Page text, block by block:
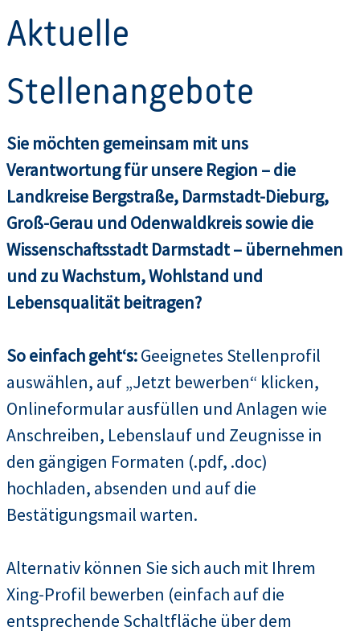
Aktuelle
Stellenangebote
Sie möchten gemeinsam mit uns
Verantwortung für unsere Region – die
Landkreise Bergstraße, Darmstadt-Dieburg,
Groß-Gerau und Odenwaldkreis sowie die
Wissenschaftsstadt Darmstadt – übernehmen
und zu Wachstum, Wohlstand und
Lebensqualität beitragen?
So einfach geht‘s:Geeignetes Stellenprofil
auswählen, auf „Jetzt bewerben“ klicken,
Onlineformular ausfüllen und Anlagen wie
Anschreiben, Lebenslauf und Zeugnisse in
den gängigen Formaten (.pdf, .doc)
hochladen, absenden und auf die
Bestätigungsmail warten.
Alternativ können Sie sich auch mit Ihrem
Xing-Profil bewerben (einfach auf die
entsprechende Schaltfläche über dem